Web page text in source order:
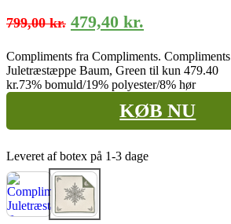
799,00kr. Den
pris
var:
799,00 kr..
479,40 kr.
pris
er:
479,40 kr..
Compliments fra Compliments. Compliments
Juletræstæppe Baum, Green til kun 479.40
kr.73% bomuld/19% polyester/8% hør
KØB NU
Leveret af botex på 1-3 dage